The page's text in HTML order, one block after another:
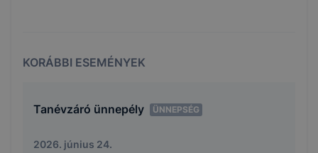
KORÁBBI ESEMÉNYEK
Tanévzáró ünnepély ÜNNEPSÉG
2026. június 24.